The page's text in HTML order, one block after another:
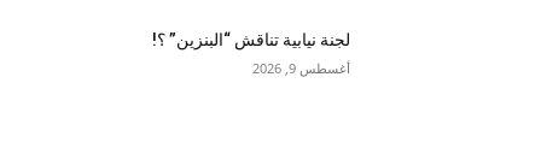
لجنة نيابية تناقش “البنزين” ؟!
أغسطس 9, 2026